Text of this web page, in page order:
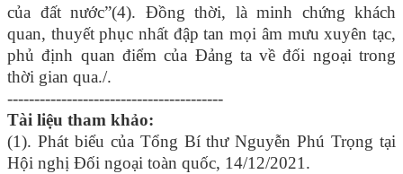
của đất nước”(4). Đồng thời, là minh chứng khách
quan, thuyết phục nhất đập tan mọi âm mưu xuyên tạc,
phủ định quan điểm của Đảng ta về đối ngoại trong
thời gian qua./.
----------------------------------------
Tài liệu tham khảo:
(1). Phát biểu của Tổng Bí thư Nguyễn Phú Trọng tại
Hội nghị Đối ngoại toàn quốc, 14/12/2021.